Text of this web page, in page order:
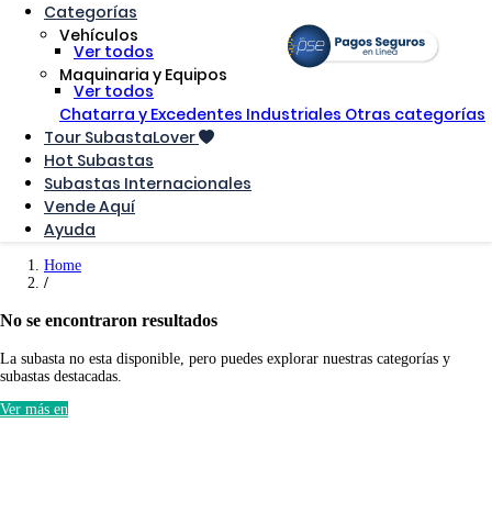
Categorías
Vehículos
Ver todos
Maquinaria y Equipos
Ver todos
Chatarra y Excedentes Industriales Otras categorías
Tour SubastaLover
Hot Subastas
Subastas Internacionales
Vende Aquí
Ayuda
Home
No se encontraron resultados
La subasta no esta disponible, pero puedes explorar nuestras categorías y
subastas destacadas.
Ver más en